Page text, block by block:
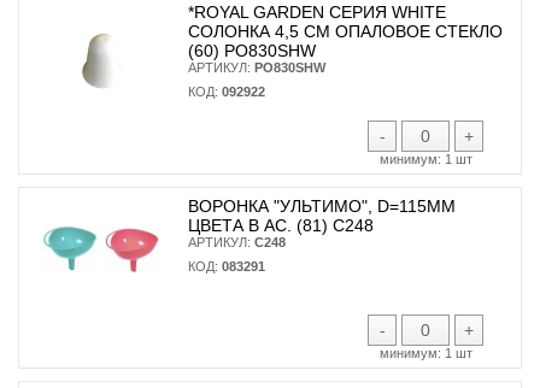
*ROYAL GARDEN СЕРИЯ WHITE
СОЛОНКА 4,5 СМ ОПАЛОВОЕ СТЕКЛО
(60) PO830SHW
АРТИКУЛ: PO830SHW
КОД: 092922
- +
минимум: 1 шт
ВОРОНКА "УЛЬТИМО", D=115ММ
ЦВЕТА В АС. (81) С248
АРТИКУЛ: С248
КОД: 083291
- +
минимум: 1 шт